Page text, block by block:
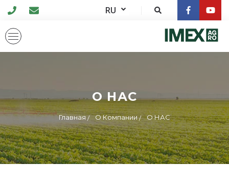
RU
О НАС
Главная О Компании О НАС